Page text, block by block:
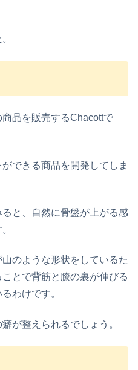
品を販売するChacottで
できる商品を開発してしま
と、自然に骨盤が上がる感
のような形状をしているた
とで背筋と膝の裏が伸びる
わけです。
が整えられるでしょう。